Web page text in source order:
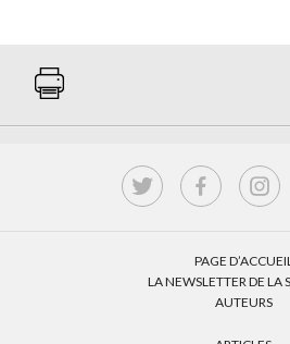
PAGE
LA NEWSLETTER DE LA
AUTEURS